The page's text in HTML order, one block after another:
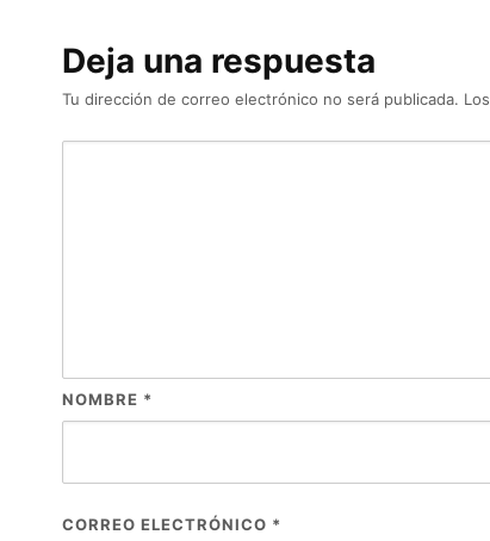
Deja una respuesta
Tu dirección de correo electrónico no será publicada.
NOMBRE *
CORREO ELECTRÓNICO *